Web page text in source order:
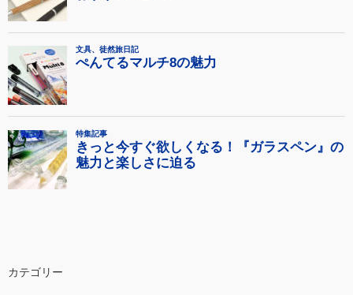
カテゴリー